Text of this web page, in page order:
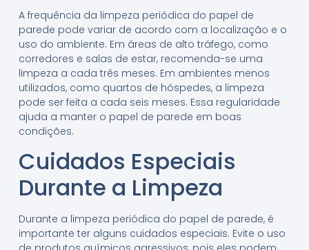
A frequência da limpeza periódica do papel de
parede pode variar de acordo com a localização e o
uso do ambiente. Em áreas de alto tráfego, como
corredores e salas de estar, recomenda-se uma
limpeza a cada três meses. Em ambientes menos
utilizados, como quartos de hóspedes, a limpeza
pode ser feita a cada seis meses. Essa regularidade
ajuda a manter o papel de parede em boas
condições.
Cuidados Especiais
Durante a Limpeza
Durante a limpeza periódica do papel de parede, é
importante ter alguns cuidados especiais. Evite o uso